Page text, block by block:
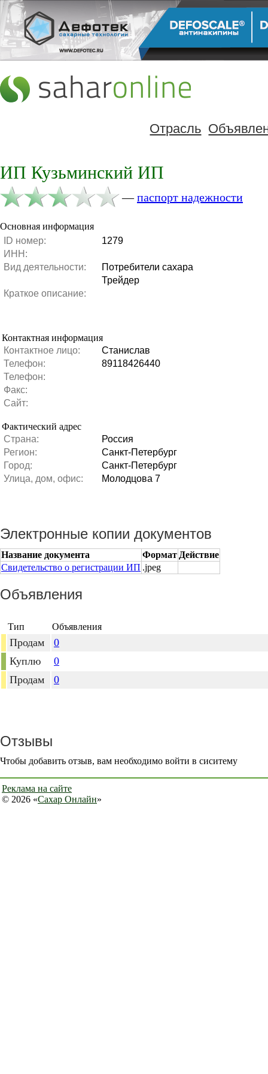
Отрасль
ИП Кузьминский ИП
—паспорт надежности
Основная информация
ID номер:
1279
ИНН:
Вид деятельности:
Потребители сахара
Трейдер
Краткое описание:
Контактная информация
Контактное лицо:
Станислав
Телефон:
89118426440
Телефон:
Факс:
Сайт:
Фактический адрес
Страна:
Россия
Регион:
Санкт-Петербург
Город:
Санкт-Петербург
Улица, дом, офис:
Молодцова 7
Электронные копии документов
Название документа Формат Действие
Свидетельство о регистрации ИП .jpeg
Объявления
Тип Объявления
Продам
0
Куплю
0
Продам
0
Отзывы
Чтобы добавить отзыв, вам необходимо войти в сиситему
Реклама на сайте
© 2026 «Сахар Онлайн»